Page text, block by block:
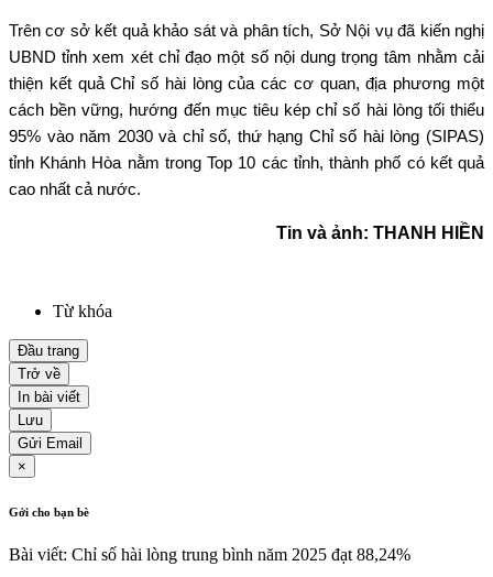
Trên cơ sở kết quả khảo sát và phân tích, Sở Nội vụ đã kiến nghị
UBND tỉnh xem xét chỉ đạo một số nội dung trọng tâm nhằm cải
thiện kết quả Chỉ số hài lòng của các cơ quan, địa phương một
cách bền vững, hướng đến mục tiêu kép chỉ số hài lòng tối thiểu
95% vào năm 2030 và chỉ số, thứ hạng Chỉ số hài lòng (SIPAS)
tỉnh Khánh Hòa nằm trong Top 10 các tỉnh, thành phố có kết quả
cao nhất cả nước.
Tin và ảnh: THANH HIỀN
Từ khóa
Đầu trang
Trở về
In bài viết
Lưu
Gửi Email
×
Gởi cho bạn bè
Bài viết: Chỉ số hài lòng trung bình năm 2025 đạt 88,24%